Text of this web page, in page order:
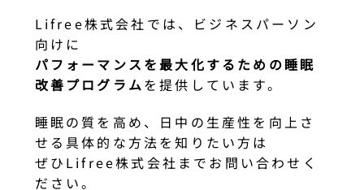
Lifree株式会社では、ビジネスパーソン
向けに
パフォーマンスを最大化するための睡眠
改善プログラムを提供しています。
睡眠の質を高め、日中の生産性を向上さ
せる具体的な方法を知りたい方は
ぜひLifree株式会社までお問い合わせく
ださい。